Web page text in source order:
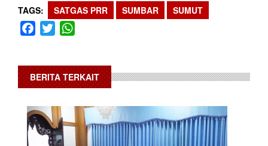
TAGS SATGAS PRR SUMBAR SUMUT
Facebook
Twitter
BERITA TERKAIT